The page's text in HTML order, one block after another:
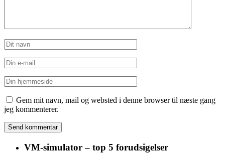
Gem mit navn, mail og websted i denne browser til næste gang
jeg kommenterer.
VM-simulator – top 5 forudsigelser